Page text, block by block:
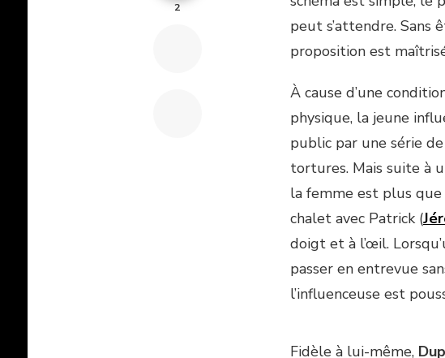
2
peut s’attendre. Sans
proposition est
À cause d’une
physique, la jeune
public par une série
tortures. Mais suite à
la femme est plus que
chalet avec Patrick (
doigt et à l’œil.
passer en entrevue
l’influenceuse est
Fidèle à lui-même,